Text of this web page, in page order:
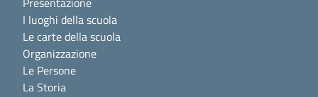
I luoghi della scuola
Le carte della scuola
Organizzazione
Le Persone
La Storia